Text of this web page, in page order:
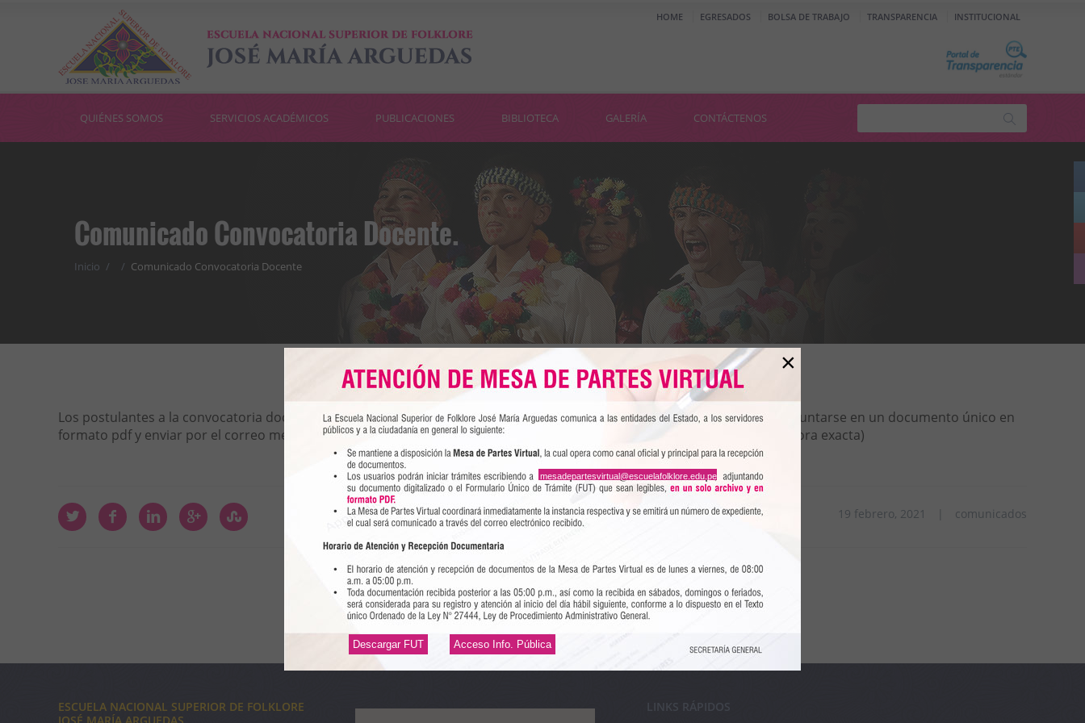
HOME EGRESADOS BOLSA DE TRABAJO TRANSPARENCIA INSTITUCIONAL
QUIÉNES SOMOS SERVICIOS ACADÉMICOS PUBLICACIONES BIBLIOTECA GALERÍA CONTÁCTENOS
Comunicado Convocatoria Docente.
Inicio / / Comunicado Convocatoria Docente
Los postulantes a la convocatoria docente deben llenar la ficha de inscripción, CV y Declaración jurada. Todo eso debe adjuntarse en un documento único en
formato pdf y enviar por el correo mesadepartesvirtual@escuelafolklore.edu.pe hasta el 3 de marzo hasta las 5:00 p.m. (hora exacta)
19 febrero, 2021 comunicados
ESCUELA NACIONAL SUPERIOR DE FOLKLORE
LINKS RÁPIDOS
Descargar FUT
×
Acceso Info. Pública
mesadepartesvirtual@escuelafolklore.edu.pe